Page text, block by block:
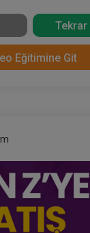
Tekrar
Eğitimine Git